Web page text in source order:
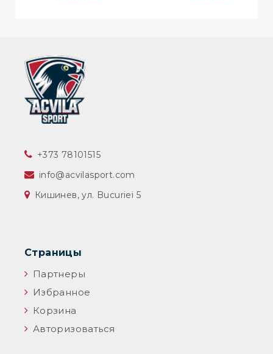
‎+373 78101515
info@acvilasport.com
Кишинев, ул. Bucuriei 5
Страницы
Партнеры
Избранное
Корзина
Авторизоваться